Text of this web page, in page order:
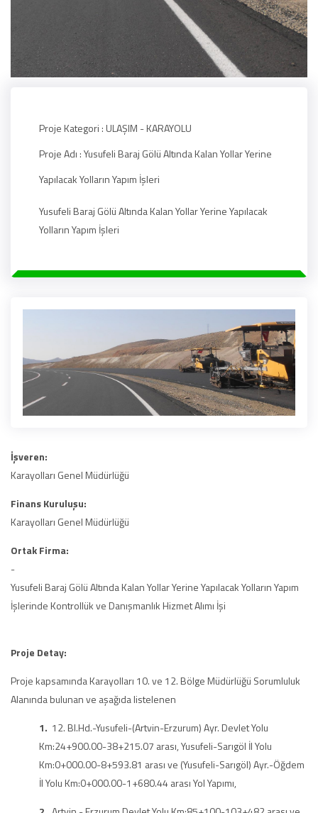
Proje Kategori : ULAŞIM - KARAYOLU
Proje Adı :Yusufeli Baraj Gölü Altında Kalan Yollar Yerine
Yapılacak Yolların Yapım İşleri
Yusufeli Baraj Gölü Altında Kalan Yollar Yerine Yapılacak
Yolların Yapım İşleri
İşveren:
Karayolları Genel Müdürlüğü
Finans Kuruluşu:
Karayolları Genel Müdürlüğü
Ortak Firma:
-
Yusufeli Baraj Gölü Altında Kalan Yollar Yerine Yapılacak Yolların Yapım
İşlerinde Kontrollük ve Danışmanlık Hizmet Alımı İşi
Proje Detay:
Proje kapsamında Karayolları 10. ve 12. Bölge Müdürlüğü Sorumluluk
Alanında bulunan ve aşağıda listelenen
1. 12. Bl.Hd.-Yusufeli-(Artvin-Erzurum) Ayr. Devlet Yolu
Km:24+900.00-38+215.07 arası, Yusufeli-Sarıgöl İl Yolu
Km:0+000.00-8+593.81 arası ve (Yusufeli-Sarıgöl) Ayr.-Öğdem
İl Yolu Km:0+000.00-1+680.44 arası Yol Yapımı,